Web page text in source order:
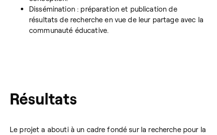
Dissémination : préparation et publication de
résultats de recherche en vue de leur partage avec la
communauté éducative.
Résultats
Le projet a abouti à un cadre fondé sur la recherche pour la